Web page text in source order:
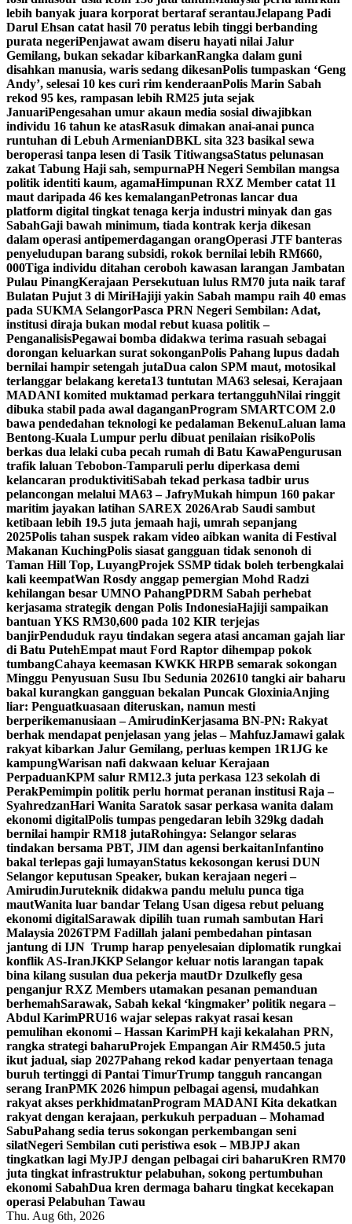
lebih banyak juara korporat bertaraf serantauJelapang Padi
Darul Ehsan catat hasil 70 peratus lebih tinggi berbanding
purata negeriPenjawat awam diseru hayati nilai Jalur
Gemilang, bukan sekadar kibarkanRangka dalam guni
disahkan manusia, waris sedang dikesanPolis tumpaskan ‘Geng
Andy’, selesai 10 kes curi rim kenderaanPolis Marin Sabah
rekod 95 kes, rampasan lebih RM25 juta sejak
JanuariPengesahan umur akaun media sosial diwajibkan
individu 16 tahun ke atasRasuk dimakan anai-anai punca
runtuhan di Lebuh ArmenianDBKL sita 323 basikal sewa
beroperasi tanpa lesen di Tasik TitiwangsaStatus pelunasan
zakat Tabung Haji sah, sempurnaPH Negeri Sembilan mangsa
politik identiti kaum, agamaHimpunan RXZ Member catat 11
maut daripada 46 kes kemalanganPetronas lancar dua
platform digital tingkat tenaga kerja industri minyak dan gas
SabahGaji bawah minimum, tiada kontrak kerja dikesan
dalam operasi antipemerdagangan orangOperasi JTF banteras
penyeludupan barang subsidi, rokok bernilai lebih RM660,
000Tiga individu ditahan ceroboh kawasan larangan Jambatan
Pulau PinangKerajaan Persekutuan lulus RM70 juta naik taraf
Bulatan Pujut 3 di MiriHajiji yakin Sabah mampu raih 40 emas
pada SUKMA SelangorPasca PRN Negeri Sembilan: Adat,
institusi diraja bukan modal rebut kuasa politik –
PenganalisisPegawai bomba didakwa terima rasuah sebagai
dorongan keluarkan surat sokonganPolis Pahang lupus dadah
bernilai hampir setengah jutaDua calon SPM maut, motosikal
terlanggar belakang kereta13 tuntutan MA63 selesai, Kerajaan
MADANI komited muktamad perkara tertangguhNilai ringgit
dibuka stabil pada awal daganganProgram SMARTCOM 2.0
bawa pendedahan teknologi ke pedalaman BekenuLaluan lama
Bentong-Kuala Lumpur perlu dibuat penilaian risikoPolis
berkas dua lelaki cuba pecah rumah di Batu KawaPengurusan
trafik laluan Tebobon-Tamparuli perlu diperkasa demi
kelancaran produktivitiSabah tekad perkasa tadbir urus
pelancongan melalui MA63 – JafryMukah himpun 160 pakar
maritim jayakan latihan SAREX 2026Arab Saudi sambut
ketibaan lebih 19.5 juta jemaah haji, umrah sepanjang
2025Polis tahan suspek rakam video aibkan wanita di Festival
Makanan KuchingPolis siasat gangguan tidak senonoh di
Taman Hill Top, LuyangProjek SSMP tidak boleh terbengkalai
kali keempatWan Rosdy anggap pemergian Mohd Radzi
kehilangan besar UMNO PahangPDRM Sabah perhebat
kerjasama strategik dengan Polis IndonesiaHajiji sampaikan
bantuan YKS RM30,600 pada 102 KIR terjejas
banjirPenduduk rayu tindakan segera atasi ancaman gajah liar
di Batu PutehEmpat maut Ford Raptor dihempap pokok
tumbangCahaya keemasan KWKK HRPB semarak sokongan
Minggu Penyusuan Susu Ibu Sedunia 202610 tangki air baharu
bakal kurangkan gangguan bekalan Puncak GloxiniaAnjing
liar: Penguatkuasaan diteruskan, namun mesti
berperikemanusiaan – AmirudinKerjasama BN-PN: Rakyat
berhak mendapat penjelasan yang jelas – MahfuzJamawi galak
rakyat kibarkan Jalur Gemilang, perluas kempen 1R1JG ke
kampungWarisan nafi dakwaan keluar Kerajaan
PerpaduanKPM salur RM12.3 juta perkasa 123 sekolah di
PerakPemimpin politik perlu hormat peranan institusi Raja –
SyahredzanHari Wanita Saratok sasar perkasa wanita dalam
ekonomi digitalPolis tumpas pengedaran lebih 329kg dadah
bernilai hampir RM18 jutaRohingya: Selangor selaras
tindakan bersama PBT, JIM dan agensi berkaitanInfantino
bakal terlepas gaji lumayanStatus kekosongan kerusi DUN
Selangor keputusan Speaker, bukan kerajaan negeri –
AmirudinJuruteknik didakwa pandu melulu punca tiga
mautWanita luar bandar Telang Usan digesa rebut peluang
ekonomi digitalSarawak dipilih tuan rumah sambutan Hari
Malaysia 2026TPM Fadillah jalani pembedahan pintasan
jantung di IJN Trump harap penyelesaian diplomatik rungkai
konflik AS-IranJKKP Selangor keluar notis larangan tapak
bina kilang susulan dua pekerja mautDr Dzulkefly gesa
penganjur RXZ Members utamakan pesanan pemanduan
berhemahSarawak, Sabah kekal ‘kingmaker’ politik negara –
Abdul KarimPRU16 wajar selepas rakyat rasai kesan
pemulihan ekonomi – Hassan KarimPH kaji kekalahan PRN,
rangka strategi baharuProjek Empangan Air RM450.5 juta
ikut jadual, siap 2027Pahang rekod kadar penyertaan tenaga
buruh tertinggi di Pantai TimurTrump tangguh rancangan
serang IranPMK 2026 himpun pelbagai agensi, mudahkan
rakyat akses perkhidmatanProgram MADANI Kita dekatkan
rakyat dengan kerajaan, perkukuh perpaduan – Mohamad
SabuPahang sedia terus sokongan perkembangan seni
silatNegeri Sembilan cuti peristiwa esok – MBJPJ akan
tingkatkan lagi MyJPJ dengan pelbagai ciri baharuKren RM70
juta tingkat infrastruktur pelabuhan, sokong pertumbuhan
ekonomi SabahDua kren dermaga baharu tingkat kecekapan
operasi Pelabuhan Tawau
Thu. Aug 6th, 2026